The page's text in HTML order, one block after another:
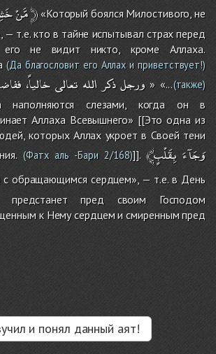
﴾مَّنْ﴿«Который боялся Милостивого, не
— т.е. кто в тайне испытывал страх перед
его не видит никто, кроме Аллаха.
(Да благословит его Аллах и приветствует!)
ورجلذكرالله تعالى خالياً، » «...(также)
наполняются слезами, когда он в
Аллаха Всевышнего» [[Это одна из
которых Аллах укроет в Своей тени
(Фатх аль -Бари 2/168)]]. ﴾وَجَآءَ بِقَلْبٍ
обращающимся сердцем», — т.е. в День
предстанет пред своим Господом
к Нему сердцем и смиренным пред
и понял данный аят!